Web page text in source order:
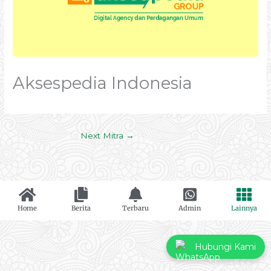
Aksespedia Indonesia
Next Mitra →
Home Berita Terbaru Admin Lainnya
Hubungi Kami